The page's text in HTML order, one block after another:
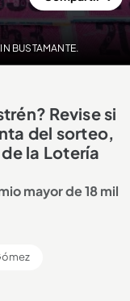
BUSTAMANTE.
Revise si
del sorteo,
la Lotería
mayor de 18 mil